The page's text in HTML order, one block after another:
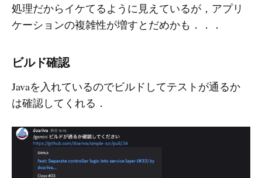
処理だからイケてるように見えているが，アプリ
ケーションの複雑性が増すとだめかも．．．
ビルド確認
Javaを入れているのでビルドしてテストが通るか
は確認してくれる．